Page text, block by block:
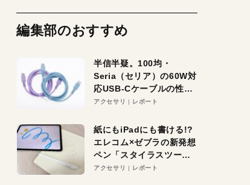
編集部のおすすめ
半信半疑。100均・
Seria（セリア）の60W対
応USB-Cケーブルの性能
を検証。超コスパの1本を
アクセサリ レポート
紙にもiPadにも書ける!?
エレコム×ゼブラの新発想
ペン「スタイラスツーウ
ェイ」レビュー。持ち替
アクセサリ レポート